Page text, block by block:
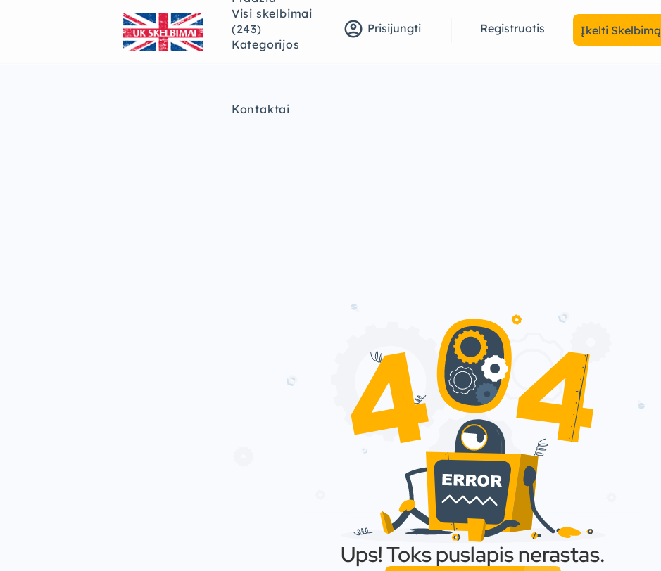
Visi skelbimai
(243)
Kategorijos
Kontaktai
account_circle Prisijungti Registruotis Įkelti Skelbimą
Ups! Toks puslapis nerastas.